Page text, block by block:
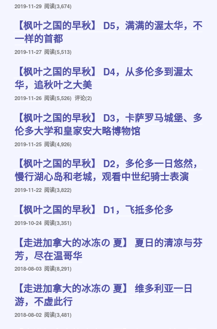
发
2019-11-29 阅读(3,674)
【枫叶之国的早秋】 D5，满满的渥太华，不
一样的首都
发
2019-11-27 阅读(5,513)
【枫叶之国的早秋】 D4，从多伦多到渥太
华，追秋叶之大美
发
2019-11-26 阅读(5,526) 评论(2)
【枫叶之国的早秋】 D3，卡萨罗马城堡、多
伦多大学和皇家安大略博物馆
发
2019-11-25 阅读(4,926)
【枫叶之国的早秋】 D2，多伦多一日悠然，
慢行湖心岛和老城，观看中世纪骑士表演
发
2019-11-22 阅读(3,822)
【枫叶之国的早秋】 D1，飞抵多伦多
发
2019-10-24 阅读(3,351)
【走进加拿大的冰冻の 夏】 夏日的清凉与芬
芳，尽在温哥华
发
2018-08-03 阅读(8,291)
【走进加拿大的冰冻の 夏】 维多利亚一日
游，不虚此行
发
2018-08-02 阅读(3,481)